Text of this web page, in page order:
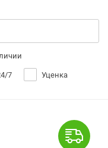
7 Уценка